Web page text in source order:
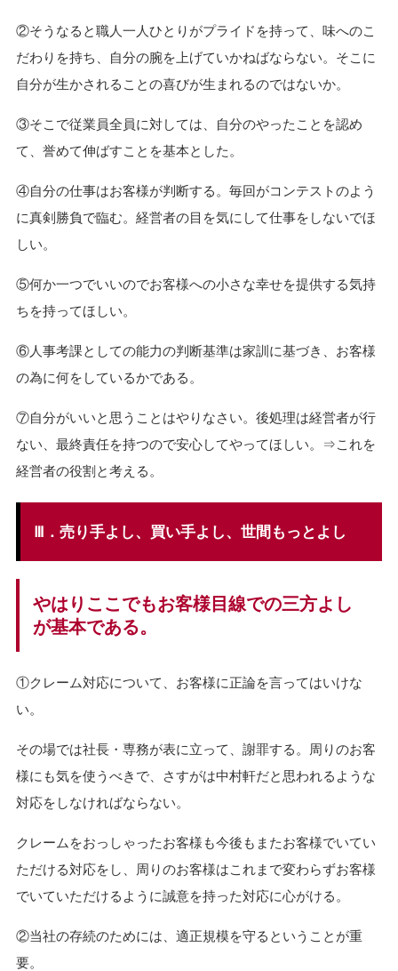
②そうなると職人一人ひとりがプライドを持って、味へのこ
だわりを持ち、自分の腕を上げていかねばならない。そこに
自分が生かされることの喜びが生まれるのではないか。
③そこで従業員全員に対しては、自分のやったことを認め
て、誉めて伸ばすことを基本とした。
④自分の仕事はお客様が判断する。毎回がコンテストのよう
に真剣勝負で臨む。経営者の目を気にして仕事をしないでほ
しい。
⑤何か一つでいいのでお客様への小さな幸せを提供する気持
ちを持ってほしい。
⑥人事考課としての能力の判断基準は家訓に基づき、お客様
の為に何をしているかである。
⑦自分がいいと思うことはやりなさい。後処理は経営者が行
ない、最終責任を持つので安心してやってほしい。⇒これを
経営者の役割と考える。
Ⅲ．売り手よし、買い手よし、世間もっとよし
やはりここでもお客様目線での三方よし
が基本である。
①クレーム対応について、お客様に正論を言ってはいけな
い。
その場では社長・専務が表に立って、謝罪する。周りのお客
様にも気を使うべきで、さすがは中村軒だと思われるような
対応をしなければならない。
クレームをおっしゃったお客様も今後もまたお客様でいてい
ただける対応をし、周りのお客様はこれまで変わらずお客様
でいていただけるように誠意を持った対応に心がける。
②当社の存続のためには、適正規模を守るということが重
要。